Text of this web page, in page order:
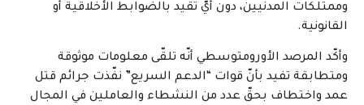
وممتلكات المدنيين، دون أيّ تقيد بالضوابط الأخلاقية أو
القانونية.
وأكّد المرصد الأورومتوسطي أنّه تلقّى معلومات موثوقة
ومتطابقة تفيد بأنّ قوات “الدعم السريع” نفّذت جرائم قتل
عمد واختطاف بحقّ عدد من النشطاء والعاملين في المجال